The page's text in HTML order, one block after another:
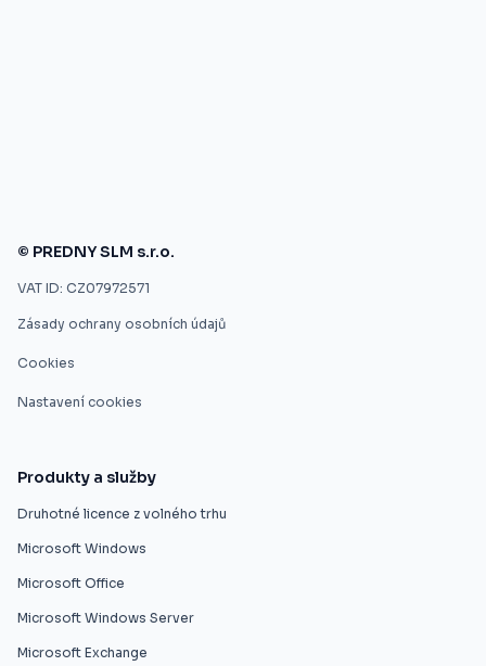
© PREDNY SLM s.r.o.
VAT ID: CZ07972571
Zásady ochrany osobních údajů
Cookies
Nastavení cookies
Produkty a služby
Druhotné licence z volného trhu
Microsoft Windows
Microsoft Office
Microsoft Windows Server
Microsoft Exchange